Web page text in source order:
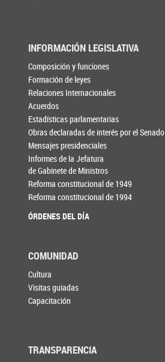
INFORMACIÓN LEGISLATIVA
Composición y funciones
Formación de leyes
Relaciones Internacionales
Acuerdos
Estadísticas parlamentarias
Obras declaradas de interés por el Senado
Mensajes presidenciales
Informes de la Jefatura
de Gabinete de Ministros
Reforma constitucional de 1949
Reforma constitucional de 1994
ÓRDENES DEL DÍA
COMUNIDAD
Cultura
Visitas guiadas
Capacitación
TRANSPARENCIA